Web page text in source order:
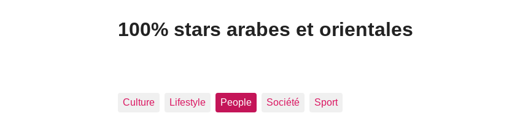
100% stars arabes et orientales
Culture Lifestyle People Société Sport